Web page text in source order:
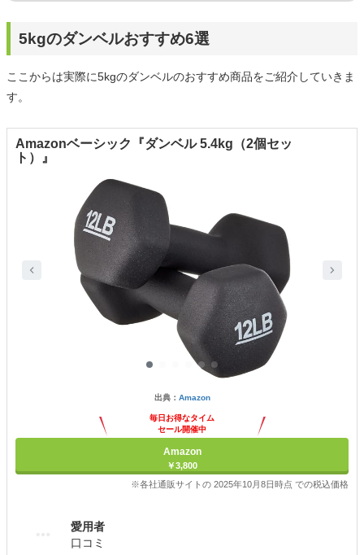
5kgのダンベルおすすめ6選
ここからは実際に5kgのダンベルのおすすめ商品をご紹介していきま
す。
Amazonベーシック『ダンベル 5.4kg（2個セッ
ト）』
出典： Amazon
毎日お得なタイム
セール開催中
Amazon
￥3,800
※各社通販サイトの 2025年10月8日時点 での税込価格
愛用者
口コミ